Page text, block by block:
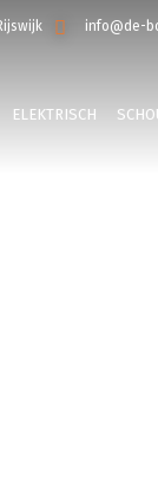
info@de-
ELEKTRISCH